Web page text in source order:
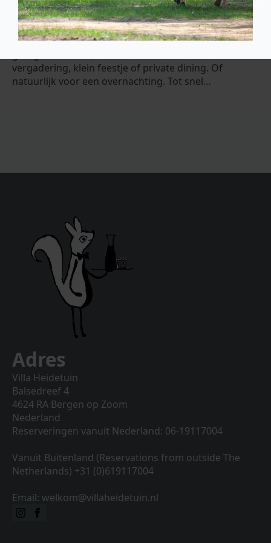
echte gasten. Daar zijn wij echt wel een beetje trots
op! Maar het mooiste compliment blijft toch wel de
blije gezichten van al onze gasten. Dus we zien jullie
vergadering, klein feestje of private dining. Of
natuurlijk voor een overnachting. Tot snel…
Adres
Villa Heidetuin
Balsedreef 4
4624 RA Bergen op Zoom
Nederland
Reserveringen vanuit Nederland: 06-19117004
Vanuit Buitenland (Reservations from outside The
Netherlands) +31 (0)619117004
Email: welkom@villaheidetuin.nl